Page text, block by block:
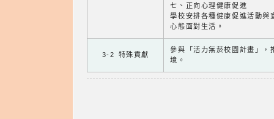
七、正向心理健康促進
學校安排各種健康促進活動與
心態面對生活。
3-2 特殊貢獻
參與「活力無菸校園計畫」，
境。